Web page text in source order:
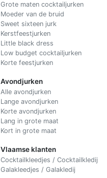
Grote maten cocktailjurken
Moeder van de bruid
Sweet sixteen jurk
Kerstfeestjurken
Little black dress
Low budget cocktailjurken
Korte feestjurken
Avondjurken
Alle avondjurken
Lange avondjurken
Korte avondjurken
Lang in grote maat
Kort in grote maat
Vlaamse klanten
Cocktailkleedjes / Cocktailkledij
Galakleedjes / Galakledij